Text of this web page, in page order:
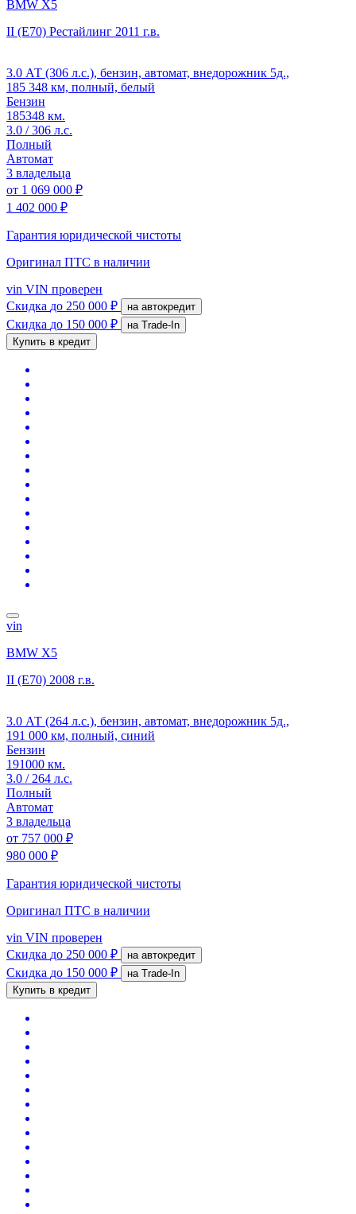
BMW X5
II (E70) Рестайлинг 2011 г.в.
3.0 АТ (306 л.с.), бензин, автомат, внедорожник 5д.,
185 348 км, полный, белый
Бензин
185348 км.
3.0 / 306 л.с.
Полный
Автомат
3 владельца
от 1 069 000 ₽
1 402 000 ₽
Гарантия юридической чистоты
Оригинал ПТС в наличии
vin VIN проверен
Скидка до 250 000 ₽ на автокредит
Скидка до 150 000 ₽
на Trade-In
Купить в кредит
vin
BMW X5
II (E70) 2008 г.в.
3.0 АТ (264 л.с.), бензин, автомат, внедорожник 5д.,
191 000 км, полный, синий
Бензин
191000 км.
3.0 / 264 л.с.
Полный
Автомат
3 владельца
от 757 000 ₽
980 000 ₽
Гарантия юридической чистоты
Оригинал ПТС в наличии
vin VIN проверен
Скидка до 250 000 ₽ на автокредит
Скидка до 150 000 ₽
на Trade-In
Купить в кредит